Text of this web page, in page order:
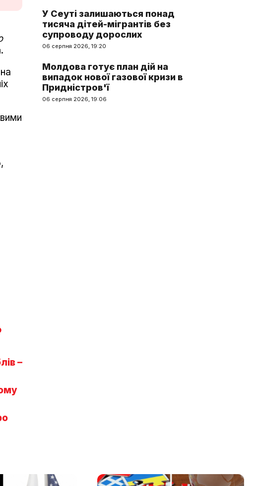
–
У Сеуті залишаються понад
тисяча дітей-мігрантів без
супроводу дорослих
06 серпня 2026, 19:20
Молдова готує план дій на
випадок нової газової кризи в
Придністров'ї
06 серпня 2026, 19:06